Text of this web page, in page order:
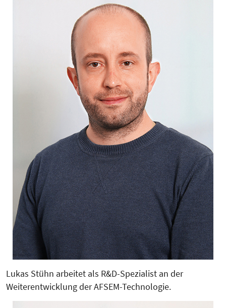
Lukas Stühn arbeitet als R&D-Spezialist an der
Weiterentwicklung der AFSEM-Technologie.